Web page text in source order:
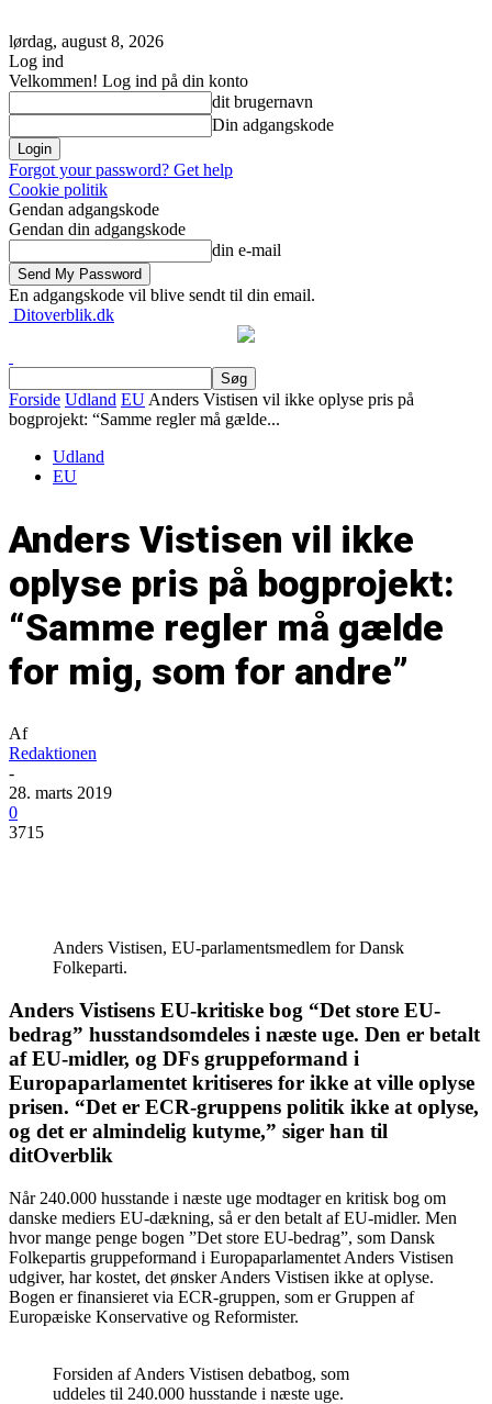
lørdag, august 8, 2026
Log ind
Velkommen! Log ind på din konto
dit brugernavn
Din adgangskode
Forgot your password? Get help
Cookie politik
Gendan adgangskode
Gendan din adgangskode
din e-mail
En adgangskode vil blive sendt til din email.
Ditoverblik.dk
Forside Udland EU Anders Vistisen vil ikke oplyse pris på
bogprojekt: “Samme regler må gælde...
Udland
EU
Anders Vistisen vil ikke
oplyse pris på bogprojekt:
“Samme regler må gælde
for mig, som for andre”
Af
Redaktionen
-
28. marts 2019
0
3715
Anders Vistisen, EU-parlamentsmedlem for Dansk
Folkeparti.
Anders Vistisens EU-kritiske bog “Det store EU-
bedrag” husstandsomdeles i næste uge. Den er betalt
af EU-midler, og DFs gruppeformand i
Europaparlamentet kritiseres for ikke at ville oplyse
prisen. “Det er ECR-gruppens politik ikke at oplyse,
og det er almindelig kutyme,” siger han til
ditOverblik
Når 240.000 husstande i næste uge modtager en kritisk bog om
danske mediers EU-dækning, så er den betalt af EU-midler. Men
hvor mange penge bogen ”Det store EU-bedrag”, som Dansk
Folkepartis gruppeformand i Europaparlamentet Anders Vistisen
udgiver, har kostet, det ønsker Anders Vistisen ikke at oplyse.
Bogen er finansieret via ECR-gruppen, som er Gruppen af
Europæiske Konservative og Reformister.
Forsiden af Anders Vistisen debatbog, som
uddeles til 240.000 husstande i næste uge.